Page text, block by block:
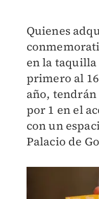
Quienes
en la
primero al
año, tendrán
por 1 en el
con un
Palacio de